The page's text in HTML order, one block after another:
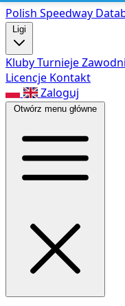
Polish Speedway
Ligi
KlubyTurnieje
Licencje Kontakt
Zaloguj
Otwórz menu główne